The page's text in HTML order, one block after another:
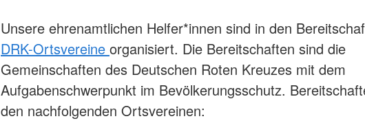
Unsere ehrenamtlichen Helfer*innen sind in den
DRK-Ortsvereine organisiert. Die Bereitschaften sind die
Gemeinschaften des Deutschen Roten Kreuzes mit dem
Aufgabenschwerpunkt im Bevölkerungsschutz.
den nachfolgenden Ortsvereinen: